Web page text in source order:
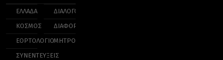
ΕΛΛΑΔΑ
ΚΟΣΜΟΣ
ΕΟΡΤΟΛΟΓΙΟ
ΣΥΝΕΝΤΕΥΞΕΙΣ
ΔΙΑΛΟΓΟΣ
ΔΙΑΦΟΡΑ
ΜΗΤΡΟΠΟΛΕΙΣ